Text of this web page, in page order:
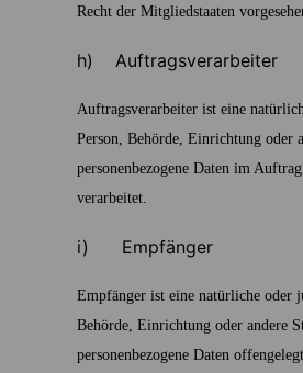
Recht der Mitgliedstaaten
h) Auftragsverarbeiter
Auftragsverarbeiter ist eine
Person, Behörde, Einrichtung oder
personenbezogene Daten im
verarbeitet.
i) Empfänger
Empfänger ist eine natürliche oder
Behörde, Einrichtung oder andere
personenbezogene Daten